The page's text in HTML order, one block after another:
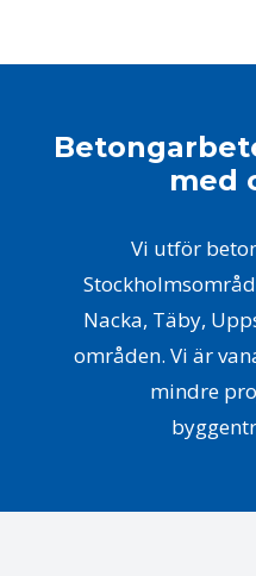
med
Vi utför
Nacka, Täby,
områden. Vi är
mindre